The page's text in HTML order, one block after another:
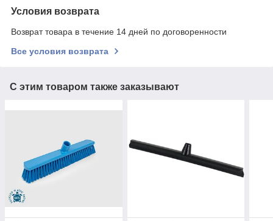
Условия возврата
Возврат товара в течение 14 дней по договоренности
Все условия возврата
С этим товаром также заказывают